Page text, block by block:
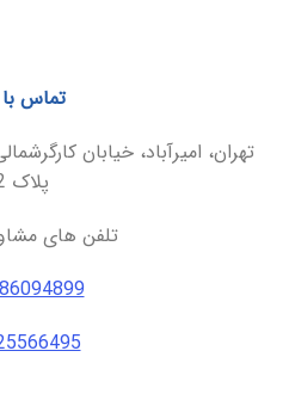
تماس
تهران، امیرآباد، خیابان
پلاک 2
تلفن های